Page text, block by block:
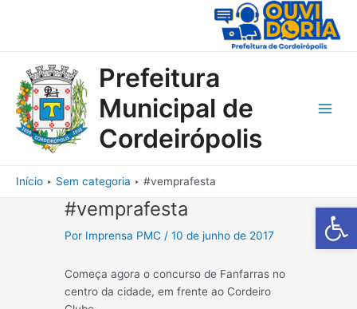
Barra de
Prefeitura
Municipal de
Cordeirópolis
Início Sem categoria #vemprafesta
#vemprafesta
Por Imprensa PMC /10 de junho de 2017
Começa agora o concurso de Fanfarras no
centro da cidade, em frente ao Cordeiro